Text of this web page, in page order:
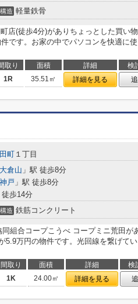
構造 軽量鉄骨
店(徒歩4分)がありちょっとした買い
です。お家の中でパソコンを快適に
取り 面積 詳細
検
1R 35.51㎡ 詳細を見る
町 １丁目
大倉山 」駅 徒歩8分
戸 」駅 徒歩8分
徒歩14分
構造 鉄筋コンクリート
組合コープこうべ コープミニ荒田が
5.9万円の物件です。光回線を繋げて
間取り 面積 詳細
検
1K 24.00㎡ 詳細を見る